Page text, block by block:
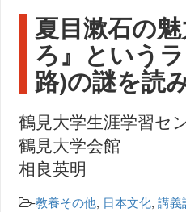
夏目漱石の
ろ』という
路)の謎を読
鶴見大学生涯学習セ
鶴見大学会館
相良英明
-教養その他, 日本文化,講義